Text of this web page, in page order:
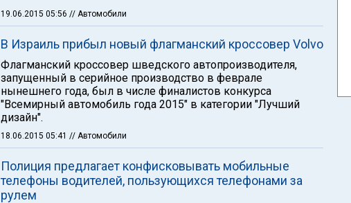
19.06.2015 05:56 // Автомобили
В Израиль прибыл новый флагманский кроссовер Volvo
Флагманский кроссовер шведского автопроизводителя,
запущенный в серийное производство в феврале
нынешнего года, был в числе финалистов конкурса
"Всемирный автомобиль года 2015" в категории "Лучший
дизайн".
18.06.2015 05:41 // Автомобили
Полиция предлагает конфисковывать мобильные
телефоны водителей, пользующихся телефонами за
рулем